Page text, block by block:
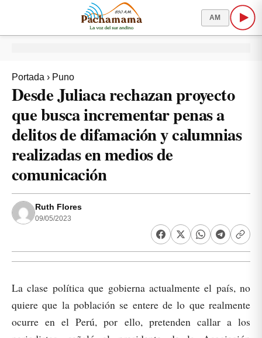
AM
Portada › Puno
Desde Juliaca rechazan proyecto
que busca incrementar penas a
delitos de difamación y calumnias
realizadas en medios de
comunicación
Ruth Flores
09/05/2023
La clase política que gobierna actualmente el país, no
quiere que la población se entere de lo que realmente
ocurre en el Perú, por ello, pretenden callar a los